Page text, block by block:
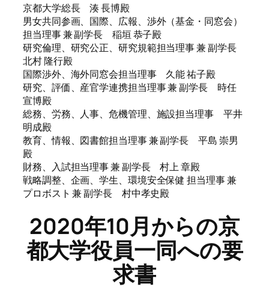
京都大学総長 湊 長博殿
男女共同参画、国際、広報、渉外（基金・同窓会）
担当理事 兼 副学長 稲垣 恭子殿
研究倫理、研究公正、研究規範担当理事 兼 副学長
北村 隆行殿
国際渉外、海外同窓会担当理事 久能 祐子殿
研究、評価、産官学連携担当理事 兼 副学長 時任
宣博殿
総務、労務、人事、危機管理、施設担当理事 平井
明成殿
教育、情報、図書館担当理事 兼 副学長 平島 崇男
殿
財務、入試担当理事 兼 副学長 村上 章殿
戦略調整、企画、学生、環境安全保健 担当理事 兼
プロボスト 兼 副学長 村中孝史殿
2020年10月からの京
都大学役員一同への要
求書